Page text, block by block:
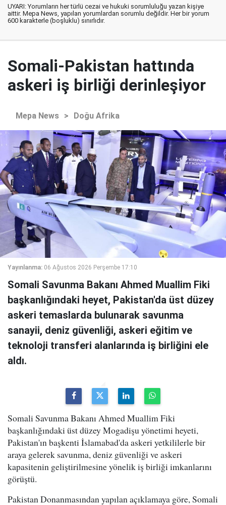
UYARI: Yorumların her türlü cezai ve hukuki sorumluluğu yazan kişiye
aittir. Mepa News, yapılan yorumlardan sorumlu değildir. Her bir yorum
600 karakterle (boşluklu) sınırlıdır.
Somali-Pakistan hattında
askeri iş birliği derinleşiyor
Mepa News > Doğu Afrika
Yayınlanma: 06 Ağustos 2026 Perşembe 17:10
Somali Savunma Bakanı Ahmed Muallim Fiki
başkanlığındaki heyet, Pakistan'da üst düzey
askeri temaslarda bulunarak savunma
sanayii, deniz güvenliği, askeri eğitim ve
teknoloji transferi alanlarında iş birliğini ele
aldı.
Somali Savunma Bakanı Ahmed Muallim Fiki
başkanlığındaki üst düzey Mogadişu yönetimi heyeti,
Pakistan'ın başkenti İslamabad'da askeri yetkililerle bir
araya gelerek savunma, deniz güvenliği ve askeri
kapasitenin geliştirilmesine yönelik iş birliği imkanlarını
görüştü.
Pakistan Donanmasından yapılan açıklamaya göre, Somali